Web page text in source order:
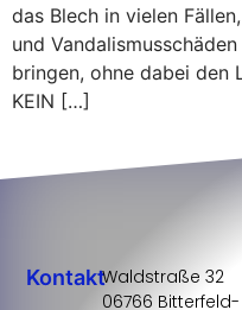
das Blech in vielen
und
bringen, ohne dabei den
KEIN […]
KontaktWaldstraße 32
06766 Bitterfeld-